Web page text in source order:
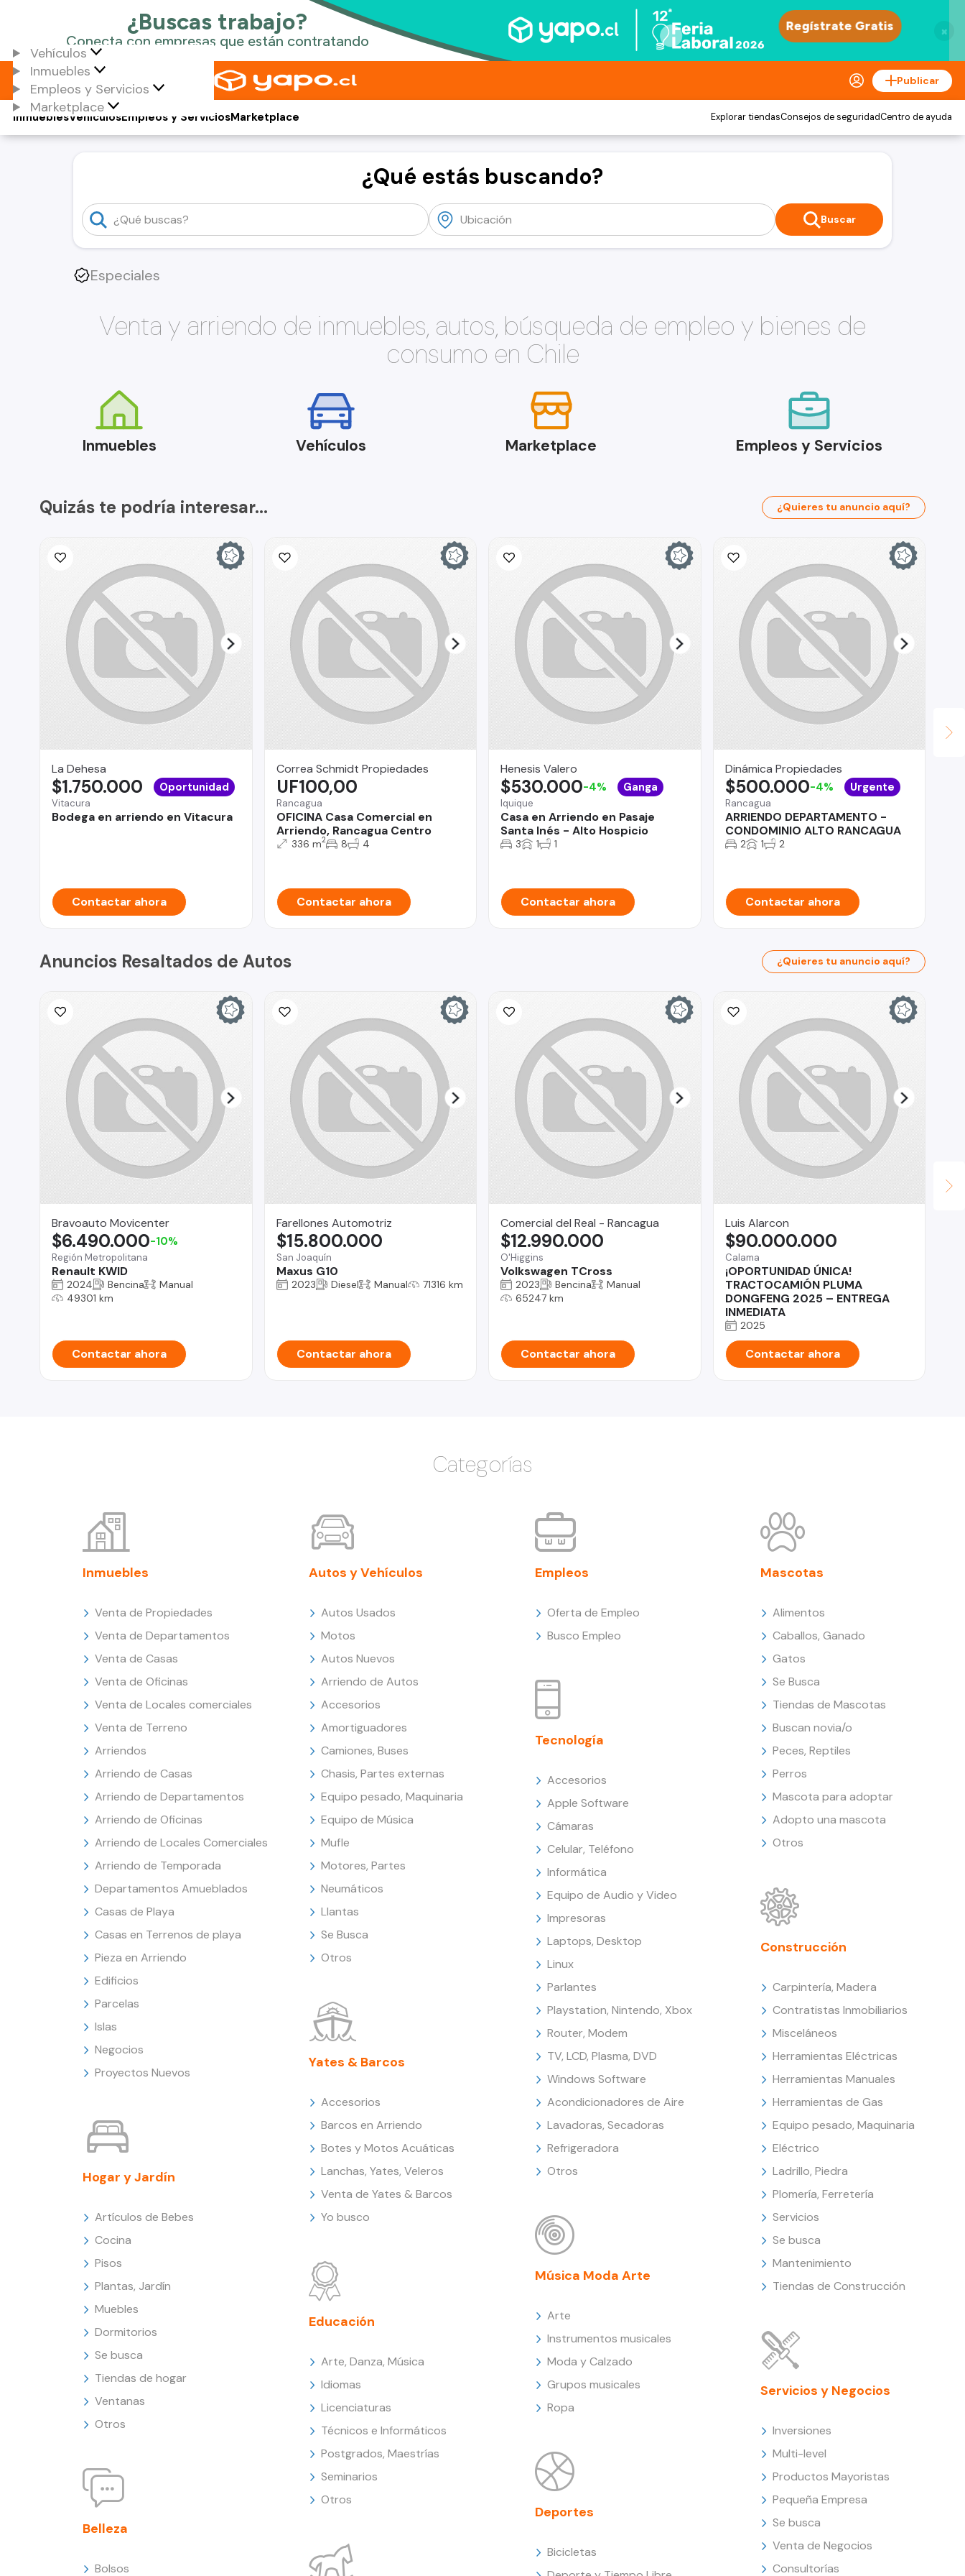
×
Vehículos
Inmuebles
Empleos y Servicios
Marketplace
Publicar
Vehículos
Inmuebles Empleos y ServiciosMarketplace Explorar tiendasConsejos de seguridadCentro de ayuda
¿Qué estás buscando?
Buscar
Especiales
Venta y arriendo de inmuebles, autos, búsqueda de empleo y bienes de
consumo en Chile
Inmuebles Vehículos Marketplace Empleos y Servicios
Quizás te podría interesar... ¿Quieres tu anuncio aquí?
La Dehesa
Vitacura
Bodega en arriendo en Vitacura
$1.750.000 Oportunidad
Contactar ahora
Correa Schmidt Propiedades
Rancagua
OFICINA Casa Comercial en
Arriendo, Rancagua Centro
UF100,00
336 m2 8 4
Contactar ahora
Henesis Valero
Iquique
Casa en Arriendo en Pasaje
Santa Inés - Alto Hospicio
$530.000-4% Ganga
3 1 1
Contactar ahora
Dinámica Propiedades
Rancagua
ARRIENDO DEPARTAMENTO -
CONDOMINIO ALTO RANCAGUA
$500.000-4% Urgente
2 1 2
Contactar ahora
Anuncios Resaltados de Autos ¿Quieres tu anuncio aquí?
Bravoauto Movicenter
Región Metropolitana
Renault KWID
$6.490.000-10%
2024 Bencina
Manual
49301 km
Contactar ahora
Farellones Automotriz
San Joaquín
Maxus G10
$15.800.000
2023 Diesel Manual 71316 km
Contactar ahora
Comercial del Real - Rancagua
O'Higgins
Volkswagen TCross
$12.990.000
2023 Bencina
Manual
65247 km
Contactar ahora
Luis Alarcon
Calama
¡OPORTUNIDAD ÚNICA!
TRACTOCAMIÓN PLUMA
DONGFENG 2025 – ENTREGA
INMEDIATA
$90.000.000
2025
Contactar ahora
Categorías
Inmuebles
Venta de Propiedades
Venta de Departamentos
Venta de Casas
Venta de Oficinas
Venta de Locales comerciales
Venta de Terreno
Arriendos
Arriendo de Casas
Arriendo de Departamentos
Arriendo de Oficinas
Arriendo de Locales Comerciales
Arriendo de Temporada
Departamentos Amueblados
Casas de Playa
Casas en Terrenos de playa
Pieza en Arriendo
Edificios
Parcelas
Islas
Negocios
Proyectos Nuevos
Hogar y Jardín
Artículos de Bebes
Cocina
Pisos
Plantas, Jardín
Muebles
Dormitorios
Se busca
Tiendas de hogar
Ventanas
Otros
Belleza
Bolsos
Autos y Vehículos
Autos Usados
Motos
Autos Nuevos
Arriendo de Autos
Accesorios
Amortiguadores
Camiones, Buses
Chasis, Partes externas
Equipo pesado, Maquinaria
Equipo de Música
Mufle
Motores, Partes
Neumáticos
Llantas
Se Busca
Otros
Yates & Barcos
Accesorios
Barcos en Arriendo
Botes y Motos Acuáticas
Lanchas, Yates, Veleros
Venta de Yates & Barcos
Yo busco
Educación
Arte, Danza, Música
Idiomas
Licenciaturas
Técnicos e Informáticos
Postgrados, Maestrías
Seminarios
Otros
Empleos
Oferta de Empleo
Busco Empleo
Tecnología
Accesorios
Apple Software
Cámaras
Celular, Teléfono
Informática
Equipo de Audio y Video
Impresoras
Laptops, Desktop
Linux
Parlantes
Playstation, Nintendo, Xbox
Router, Modem
TV, LCD, Plasma, DVD
Windows Software
Acondicionadores de Aire
Lavadoras, Secadoras
Refrigeradora
Otros
Música Moda Arte
Arte
Instrumentos musicales
Moda y Calzado
Grupos musicales
Ropa
Deportes
Bicicletas
Mascotas
Alimentos
Caballos, Ganado
Gatos
Se Busca
Tiendas de Mascotas
Buscan novia/o
Peces, Reptiles
Perros
Mascota para adoptar
Adopto una mascota
Otros
Construcción
Carpintería, Madera
Contratistas Inmobiliarios
Misceláneos
Herramientas Eléctricas
Herramientas Manuales
Herramientas de Gas
Equipo pesado, Maquinaria
Eléctrico
Ladrillo, Piedra
Plomería, Ferretería
Servicios
Se busca
Mantenimiento
Tiendas de Construcción
Servicios y Negocios
Inversiones
Multi-level
Productos Mayoristas
Pequeña Empresa
Se busca
Venta de Negocios
Consultorías